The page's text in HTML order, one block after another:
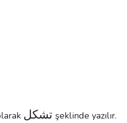
تشكل şeklinde yazılır.